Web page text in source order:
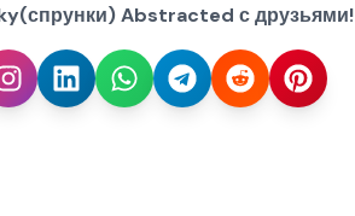
Abstracted с друзьями!